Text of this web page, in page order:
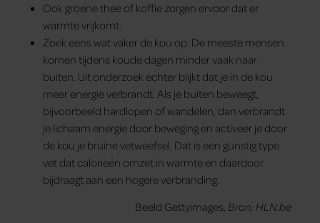
Ook groene thee of koffie zorgen ervoor dat er
warmte vrijkomt.
Zoek eens wat vaker de kou op. De meeste mensen
komen tijdens koude dagen minder vaak naar
buiten. Uit onderzoek echter blijkt dat je in de kou
meer energie verbrandt. Als je buiten beweegt,
bijvoorbeeld hardlopen of wandelen, dan verbrandt
je lichaam energie door beweging en activeer je door
de kou je bruine vetweefsel. Dat is een gunstig type
vet dat calorieën omzet in warmte en daardoor
bijdraagt aan een hogere verbranding.
Beeld Gettyimages, Bron: HLN.be